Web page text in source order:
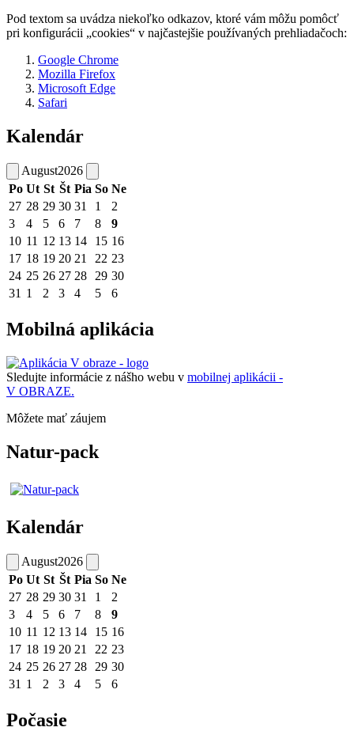
Pod textom sa uvádza niekoľko odkazov, ktoré vám môžu pomôcť
pri konfigurácii „cookies“ v najčastejšie používaných prehliadačoch:
Google Chrome
Mozilla Firefox
Microsoft Edge
Safari
Kalendár
August2026
Po Ut St Št Pia So Ne
27 28 29 30 31 1
2
3
4 5 6 7 8
9
10 11 12 13 14 15 16
17 18 19 20 21 22 23
24 25 26 27 28 29 30
31 1 2 3 4 5 6
Mobilná aplikácia
Sledujte informácie z nášho webu v mobilnej aplikácii -
V OBRAZE.
Môžete mať záujem
Natur-pack
Kalendár
August2026
Po Ut St Št Pia So Ne
27 28 29 30 31 1
2
3
4 5 6 7 8
9
10 11 12 13 14 15 16
17 18 19 20 21 22 23
24 25 26 27 28 29 30
31 1 2 3 4 5 6
Počasie